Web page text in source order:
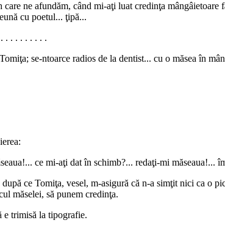
ne afundăm, când mi-aţi luat credinţa
cu poetul... ţipă...
. . . . . . . . .
se-ntoarce radios de la dentist... cu o măsea în
ce mi-aţi dat în schimb?... redaţi-mi măseaua!...
ce Tomiţa, vesel, m-asigură că n-a simţit nici ca o
măselei, să punem credinţa.
e trimisă la tipografie.